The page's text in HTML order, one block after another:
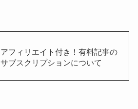
アフィリエイト付き！有料記事の
サブスクリプションについて